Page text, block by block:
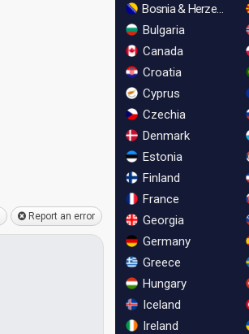
Report an error
Bosnia & Herzegovina
Bulgaria
Canada
Croatia
Cyprus
Czechia
Denmark
Estonia
Finland
France
Georgia
Germany
Greece
Hungary
Iceland
Ireland